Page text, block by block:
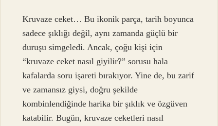
Kruvaze ceket… Bu ikonik parça, tarih boyunca
sadece şıklığı değil, aynı zamanda güçlü bir
duruşu simgeledi. Ancak, çoğu kişi için
“kruvaze ceket nasıl giyilir?” sorusu hala
kafalarda soru işareti bırakıyor. Yine de, bu zarif
ve zamansız giysi, doğru şekilde
kombinlendiğinde harika bir şıklık ve özgüven
katabilir. Bugün, kruvaze ceketleri nasıl